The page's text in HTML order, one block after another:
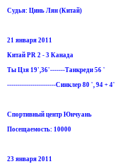
Судья: Цинь Лян (Китай)
21 января 2011
Китай PR 2 - 3 Канада
Ты Цзя 19',36'-------Танкреди 56 '
-----------------------Синклер 80 ', 94 + 4'
Спортивный центр Юнчуань
Посещаемость: 10000
23 января 2011